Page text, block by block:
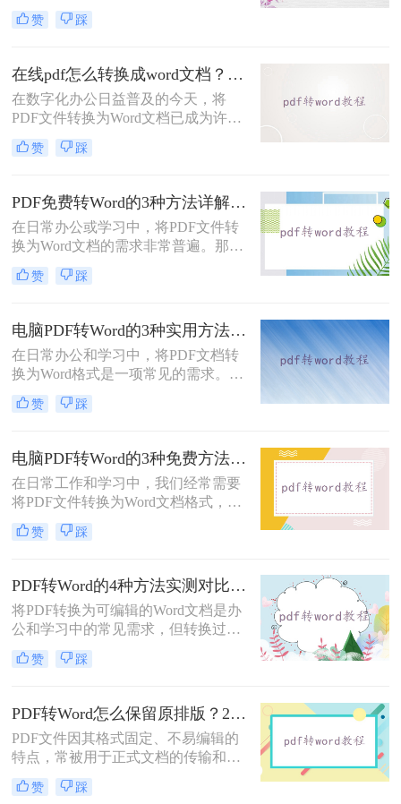
如何将pdf转换成word呢？本文将介绍
几种常用的PDF转Word的方法，助您
赞 踩
在线pdf怎么转换成word文档？PDF猫与转转大师2种在线工具使用指南与功能对比！
在数字化办公日益普及的今天，将
PDF文件转换为Word文档已成为许多
职场人士和学生群体的日常需求。
PDF格式虽然便于分享和保持格式一
找到一种高效、便捷的在线转换方法
显得尤为重要。那么在线pdf怎么转换
成word文档呢？本文将介绍两种在线
将PDF转换成Word文档的方法。
赞 踩
PDF免费转Word的3种方法详解：复制粘贴、在线工具与Word内置转换效果对比！
在日常办公或学习中，将PDF文件转
换为Word文档的需求非常普遍。那么
pdf怎么免费转换成word文档呢？本文
将重点介绍三种免费且无需专业技能
题。
赞 踩
电脑PDF转Word的3种实用方法对比：转换软件、Word内置功能与在线工具详解！
在日常办公和学习中，将PDF文档转
换为Word格式是一项常见的需求。
Word文档因其易于编辑和修改的特点
而备受青睐。那么电脑上pdf怎么转换
换成Word的实用方法。
赞 踩
电脑PDF转Word的3种免费方法实测：含效果对比与适用场景说明！
在日常工作和学习中，我们经常需要
将PDF文件转换为Word文档格式，以
便进行编辑和修改。那么电脑pdf怎么
转word文档格式免费呢？本文将介绍
现PDF到Word的转换。
赞 踩
PDF转Word的4种方法实测对比：在线工具、Adobe Acrobat、Word内置与OCR识别方案选择！
将PDF转换为可编辑的Word文档是办
公和学习中的常见需求，但转换过程
中常出现格式错乱、图片丢失等问
题。那么pdf文档怎么转换成word格式
助你高效完成转换。
赞 踩
PDF转Word怎么保留原排版？2种方法对比：Adobe Acrobat DC与专业转换软件实测
PDF文件因其格式固定、不易编辑的
特点，常被用于正式文档的传输和存
档。然而，当我们需要编辑PDF内容
时，将其转换为Word文档是常见需
赞 踩